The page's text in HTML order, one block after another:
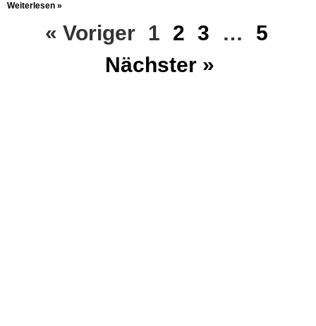
Weiterlesen »
« Voriger 1 2 3 …
5
Nächster »